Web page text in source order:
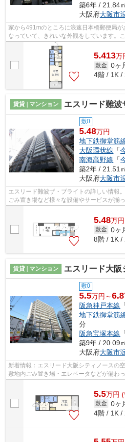
築6年 / 21.84
大阪府大阪市
家から491mのところに浪速日本橋郵便局が
なっていて、きれいな外観をしています。
ご利用可能な駅が2つあり、行き先に応じ...
5.413万
敷金 0ヶ
4階 / 1K /
賃貸 | マンション エスリード難波
敷0
5.48万円
地下鉄御堂筋
大阪環状線 「
南海高野線 「
築2年 / 21.51
大阪府大阪市
エスリード難波ザ・ブライトの詳しい情報
ごみ置き場など様々な設備やサービスが揃
5.48万円
敷金 0ヶ
8階 / 1K /
賃貸 | マンション エスリード大阪
敷0
5.5万円～
阪急神戸本線
地下鉄御堂筋
分
阪急宝塚本線
築9年 / 20.09
大阪府大阪市
新着情報：エスリード大阪シティノースの
敷地内ごみ置き場・エレベータなどが備わ
5.5万円
敷金 0ヶ
4階 / 1K /